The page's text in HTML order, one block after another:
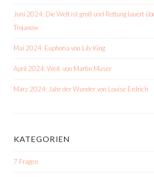
Juni 2024: Die Welt ist groß und Rettung lauert
Trojanow
Mai 2024: Euphoria von Lily King
April 2024: Weil. von Martin Muser
März 2024: Jahr der Wunder von Louise Erdrich
KATEGORIEN
7 Fragen